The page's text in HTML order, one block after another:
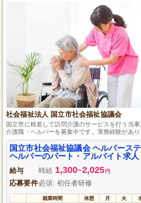
社会福祉法人 国立市社会福祉協議会
国立市に根差して訪問介護のサービスを行う当
介護職・ヘルパーを募集中です。実務経験があ
の方を対象に、在宅生活を支援するやりがいの
で、勤務日数は相談に応じるため、ご家族との
らしい働き方を見つけられます。
国立市社会福祉協議会 ヘルパース
ヘルパーのパート・アルバイト求人
給与 時給 1,300~2,025 円
応募要件必須: 初任者研修
就業時間 休憩 月 火